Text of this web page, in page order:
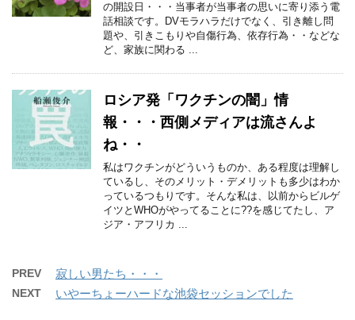
の開設日・・・当事者が当事者の思いに寄り添う電
話相談です。DVモラハラだけでなく、引き離し問
題や、引きこもりや自傷行為、依存行為・・などな
ど、家族に関わる ...
ロシア発「ワクチンの闇」情
報・・・西側メディアは流さんよ
ね・・
私はワクチンがどういうものか、ある程度は理解し
ているし、そのメリット・デメリットも多少はわか
っているつもりです。そんな私は、以前からビルゲ
イツとWHOがやってることに??を感じてたし、ア
ジア・アフリカ ...
PREV 寂しい男たち・・・
NEXT いやーちょーハードな池袋セッションでした